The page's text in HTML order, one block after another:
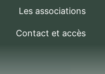
Les associations
Contact et accès